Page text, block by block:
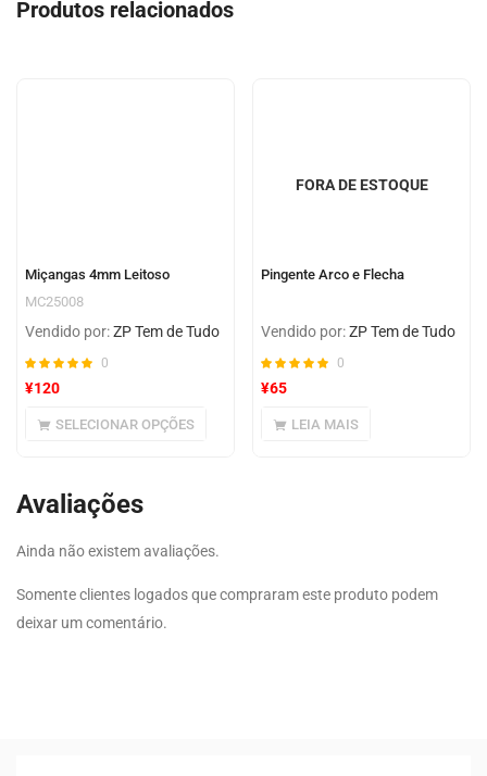
Produtos relacionados
Miçangas 4mm Leitoso
MC25008
Vendido por:ZP Tem de Tudo
0
¥120
SELECIONAR OPÇÕES
FORA DE ESTOQUE
Pingente Arco e Flecha
Vendido por:ZP Tem de Tudo
0
¥65
LEIA MAIS
Avaliações
Ainda não existem avaliações.
Somente clientes logados que compraram este produto podem
deixar um comentário.